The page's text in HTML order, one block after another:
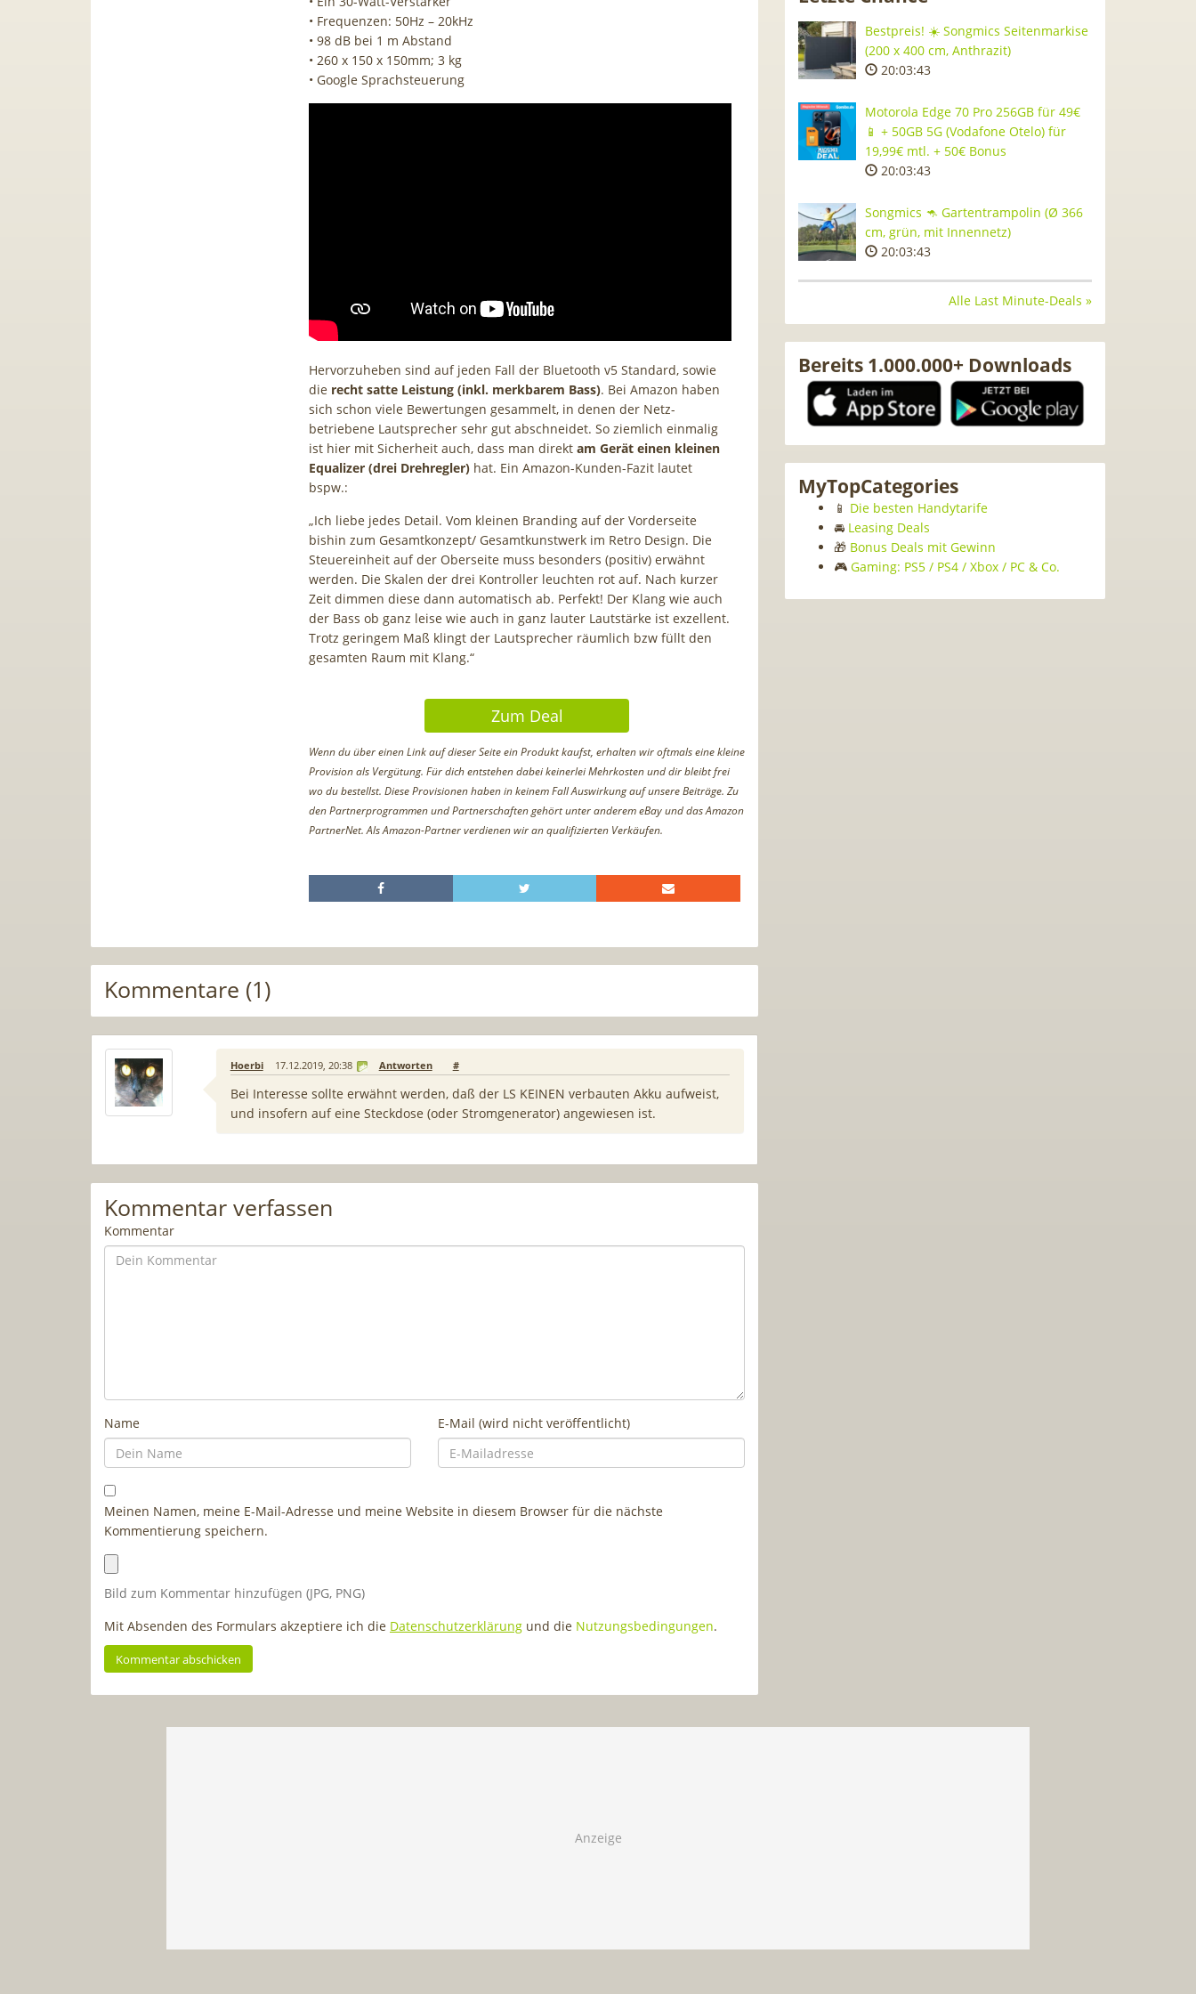
• Frequenzen: 50Hz – 20kHz
• 98 dB bei 1 m Abstand
• 260 x 150 x 150mm; 3 kg
• Google Sprachsteuerung
Hervorzuheben sind auf jeden Fall der Bluetooth v5 Standard, sowie
die recht satte Leistung (inkl. merkbarem Bass). Bei Amazon haben
sich schon viele Bewertungen gesammelt, in denen der Netz-
betriebene Lautsprecher sehr gut abschneidet. So ziemlich einmalig
ist hier mit Sicherheit auch, dass man direkt am Gerät einen kleinen
Equalizer (drei Drehregler) hat. Ein Amazon-Kunden-Fazit lautet
bspw.:
„Ich liebe jedes Detail. Vom kleinen Branding auf der Vorderseite
bishin zum Gesamtkonzept/ Gesamtkunstwerk im Retro Design. Die
Steuereinheit auf der Oberseite muss besonders (positiv) erwähnt
werden. Die Skalen der drei Kontroller leuchten rot auf. Nach kurzer
Zeit dimmen diese dann automatisch ab. Perfekt! Der Klang wie auch
der Bass ob ganz leise wie auch in ganz lauter Lautstärke ist exzellent.
Trotz geringem Maß klingt der Lautsprecher räumlich bzw füllt den
gesamten Raum mit Klang.“
Zum Deal
Wenn du über einen Link auf dieser Seite ein Produkt kaufst, erhalten wir oftmals eine kleine
Provision als Vergütung. Für dich entstehen dabei keinerlei Mehrkosten und dir bleibt frei
wo du bestellst. Diese Provisionen haben in keinem Fall Auswirkung auf unsere Beiträge. Zu
den Partnerprogrammen und Partnerschaften gehört unter anderem eBay und das Amazon
PartnerNet. Als Amazon-Partner verdienen wir an qualifizierten Verkäufen.
Kommentare (1)
Hoerbi 17.12.2019, 20:38 Antworten #
Bei Interesse sollte erwähnt werden, daß der LS KEINEN verbauten Akku aufweist,
und insofern auf eine Steckdose (oder Stromgenerator) angewiesen ist.
Kommentar verfassen
Kommentar
Name E-Mail (wird nicht veröffentlicht)
Meinen Namen, meine E-Mail-Adresse und meine Website in diesem Browser für die nächste
Kommentierung speichern.
Bild zum Kommentar hinzufügen (JPG, PNG)
Mit Absenden des Formulars akzeptiere ich die Datenschutzerklärung und die Nutzungsbedingungen.
Bestpreis! ☀️ Songmics Seitenmarkise
(200 x 400 cm, Anthrazit)
20:03:42
Motorola Edge 70 Pro 256GB für 49€
📱 + 50GB 5G (Vodafone Otelo) für
19,99€ mtl. + 50€ Bonus
20:03:42
Songmics 🦘 Gartentrampolin (Ø 366
cm, grün, mit Innennetz)
20:03:42
Alle Last Minute-Deals »
Bereits 1.000.000+ Downloads
MyTopCategories
📱 Die besten Handytarife
🚘 Leasing Deals
🎁 Bonus Deals mit Gewinn
🎮 Gaming: PS5 / PS4 / Xbox / PC & Co.